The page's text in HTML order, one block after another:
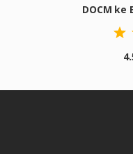
DOCM ke